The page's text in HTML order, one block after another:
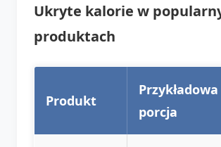
Ukryte kalorie w
produktach
Produkt
Przykładowa
porcja